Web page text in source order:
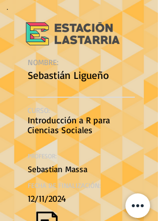
NOMBRE:
Sebastián Ligueño
CURSO:
Introducción a R para
Ciencias Sociales
PROFESOR:
Sebastian Massa
FECHA DE FINALIZACIÓN:
12/11/2024